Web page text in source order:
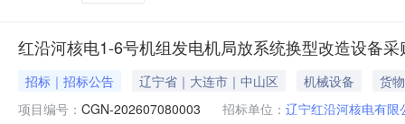
红沿河核电1-6号机组发电机局放系统换型改造设备采
招标｜招标公告 辽宁省｜大连市｜中山区 机械设备
货物
项目编号： CGN-202607080003 招标单位： 辽宁红沿河核电有限